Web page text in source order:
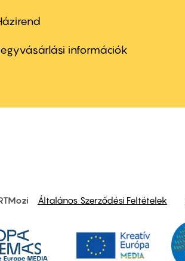
információk
Általános Szerződési Feltételek